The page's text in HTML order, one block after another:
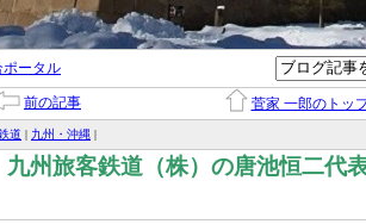
ポータル
前の記事 菅家 一郎のトッ
道 | 九州・沖縄 |
九州旅客鉄道（株）の唐池恒二代